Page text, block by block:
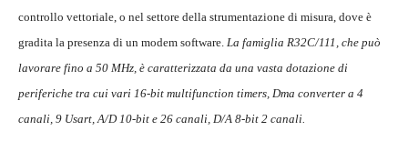
controllo vettoriale, o nel settore della strumentazione di misura, dove è
gradita la presenza di un modem software. La famiglia R32C/111, che può
lavorare fino a 50 MHz, è caratterizzata da una vasta dotazione di
periferiche tra cui vari 16-bit multifunction timers, Dma converter a 4
canali, 9 Usart, A/D 10-bit e 26 canali, D/A 8-bit 2 canali.